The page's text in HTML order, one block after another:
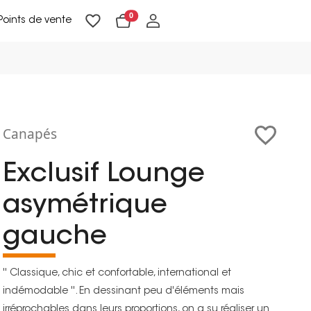
de vente 0
Canapés
Exclusif Lounge
asymétrique
gauche
'' Classique, chic et confortable, international et
indémodable ''. En dessinant peu d'éléments mais